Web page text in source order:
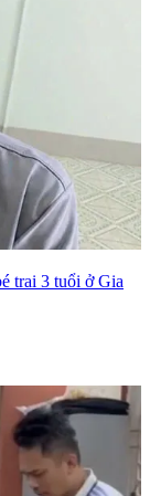
trai 3 tuổi ở Gia